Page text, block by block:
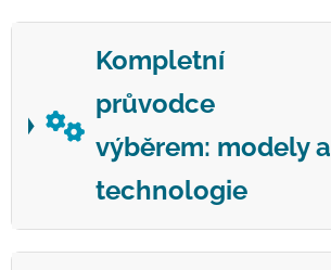
Kompletní
průvodce
výběrem: modely a
technologie